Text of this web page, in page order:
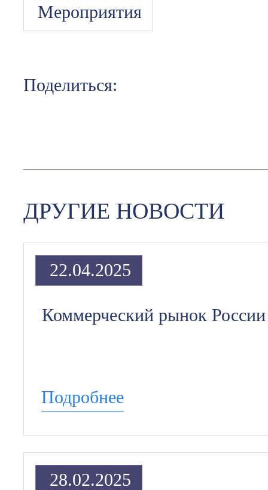
Мероприятия
Поделиться:
ДРУГИЕ НОВОСТИ
Коммерческий рынок
Подробнее
22.04.2025
28.02.2025